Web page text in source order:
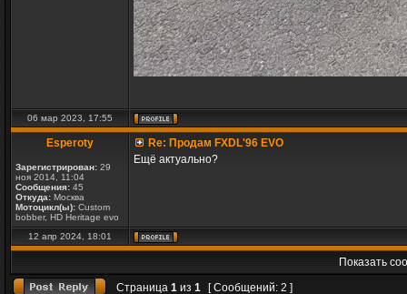
06 мар 2023, 17:55
Esperoty
Зарегистрирован: 29
ноя 2014, 11:04
Сообщения: 45
Откуда: Москва
Мотоцикл(ы): Custom
bobber, HD Heritage evo
Re: Продам FXDL'96 EVO
Ещё актуально?
12 апр 2024, 18:01
Показать
Страница 1 из 1 [ Сообщений: 2 ]